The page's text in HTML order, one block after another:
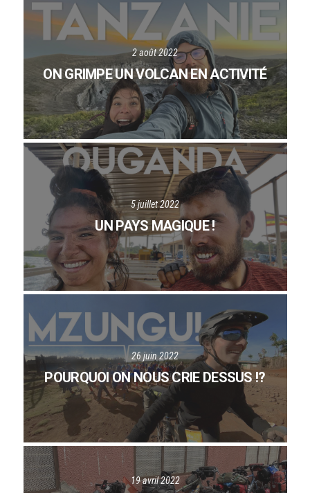
2 août 2022
ON GRIMPE UN VOLCAN EN ACTIVITÉ
5 juillet 2022
UN PAYS MAGIQUE !
26 juin 2022
POURQUOI ON NOUS CRIE DESSUS !?
19 avril 2022